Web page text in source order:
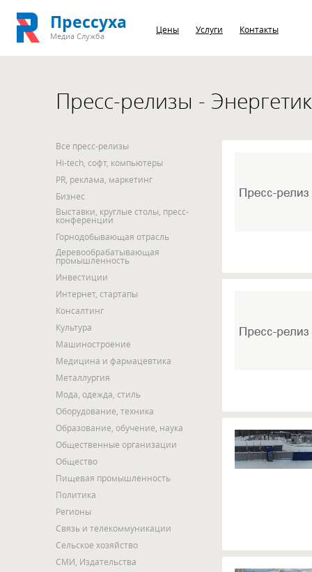
Прессуха
Медиа Служба
Цены Услуги Контакты
Пресс-релизы -
Все пресс-релизы
Hi-tech, софт, компьютеры
PR, реклама, маркетинг
Бизнес
Выставки, круглые столы, пресс-
конференции
Горнодобывающая отрасль
Деревообрабатывающая
промышленность
Инвестиции
Интернет, стартапы
Консалтинг
Культура
Машиностроение
Медицина и фармацевтика
Металлургия
Мода, одежда, стиль
Оборудование, техника
Образование, обучение, наука
Общественные организации
Общество
Пищевая промышленность
Политика
Регионы
Связь и телекоммуникации
Сельское хозяйство
СМИ, Издательства